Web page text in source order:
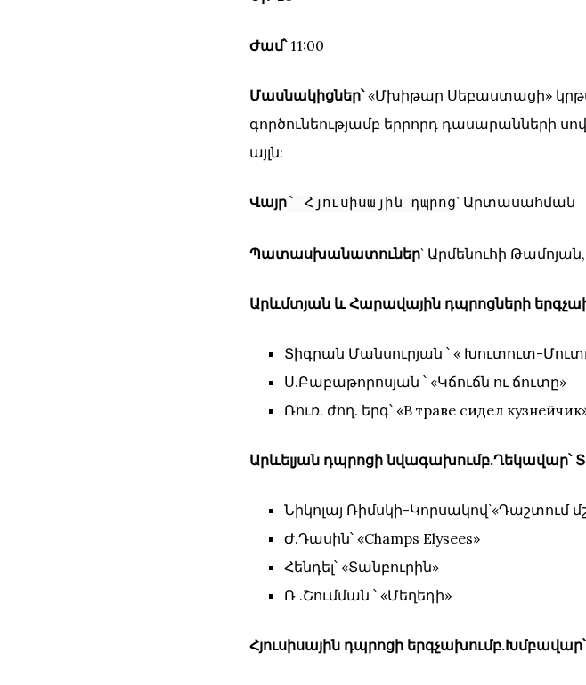
Ժամ՝11:00
Մասնակիցներ՝«Մխիթար Սեբաստացի»
գործունեությամբ երրորդ դասարանների
այլն:
Վայր ՝ Հյուսիսային դպրոց` Արտասահման
Պատասխանատուներ` Արմենուհի
Արևմտյան և Հարավային դպրոցների
Տիգրան Մանսուրյան ՝ « Խուտուտ-
Ս.Բաբաթորոսյան ՝ «Կճուճն ու ճուտը»
Ռուռ. ժող. երգ՝ «В траве сидел
Արևելյան դպրոցի նվագախումբ.Ղեկավար՝
Նիկոլայ Ռիմսկի-Կորսակով՝«Դաշտում
Ժ.Դասին՝ «Champs Elysees»
Հենդել՝ «Տանբուրին»
Ռ .Շումման ՝ «Մեղեդի»
Հյուսիսային դպրոցի